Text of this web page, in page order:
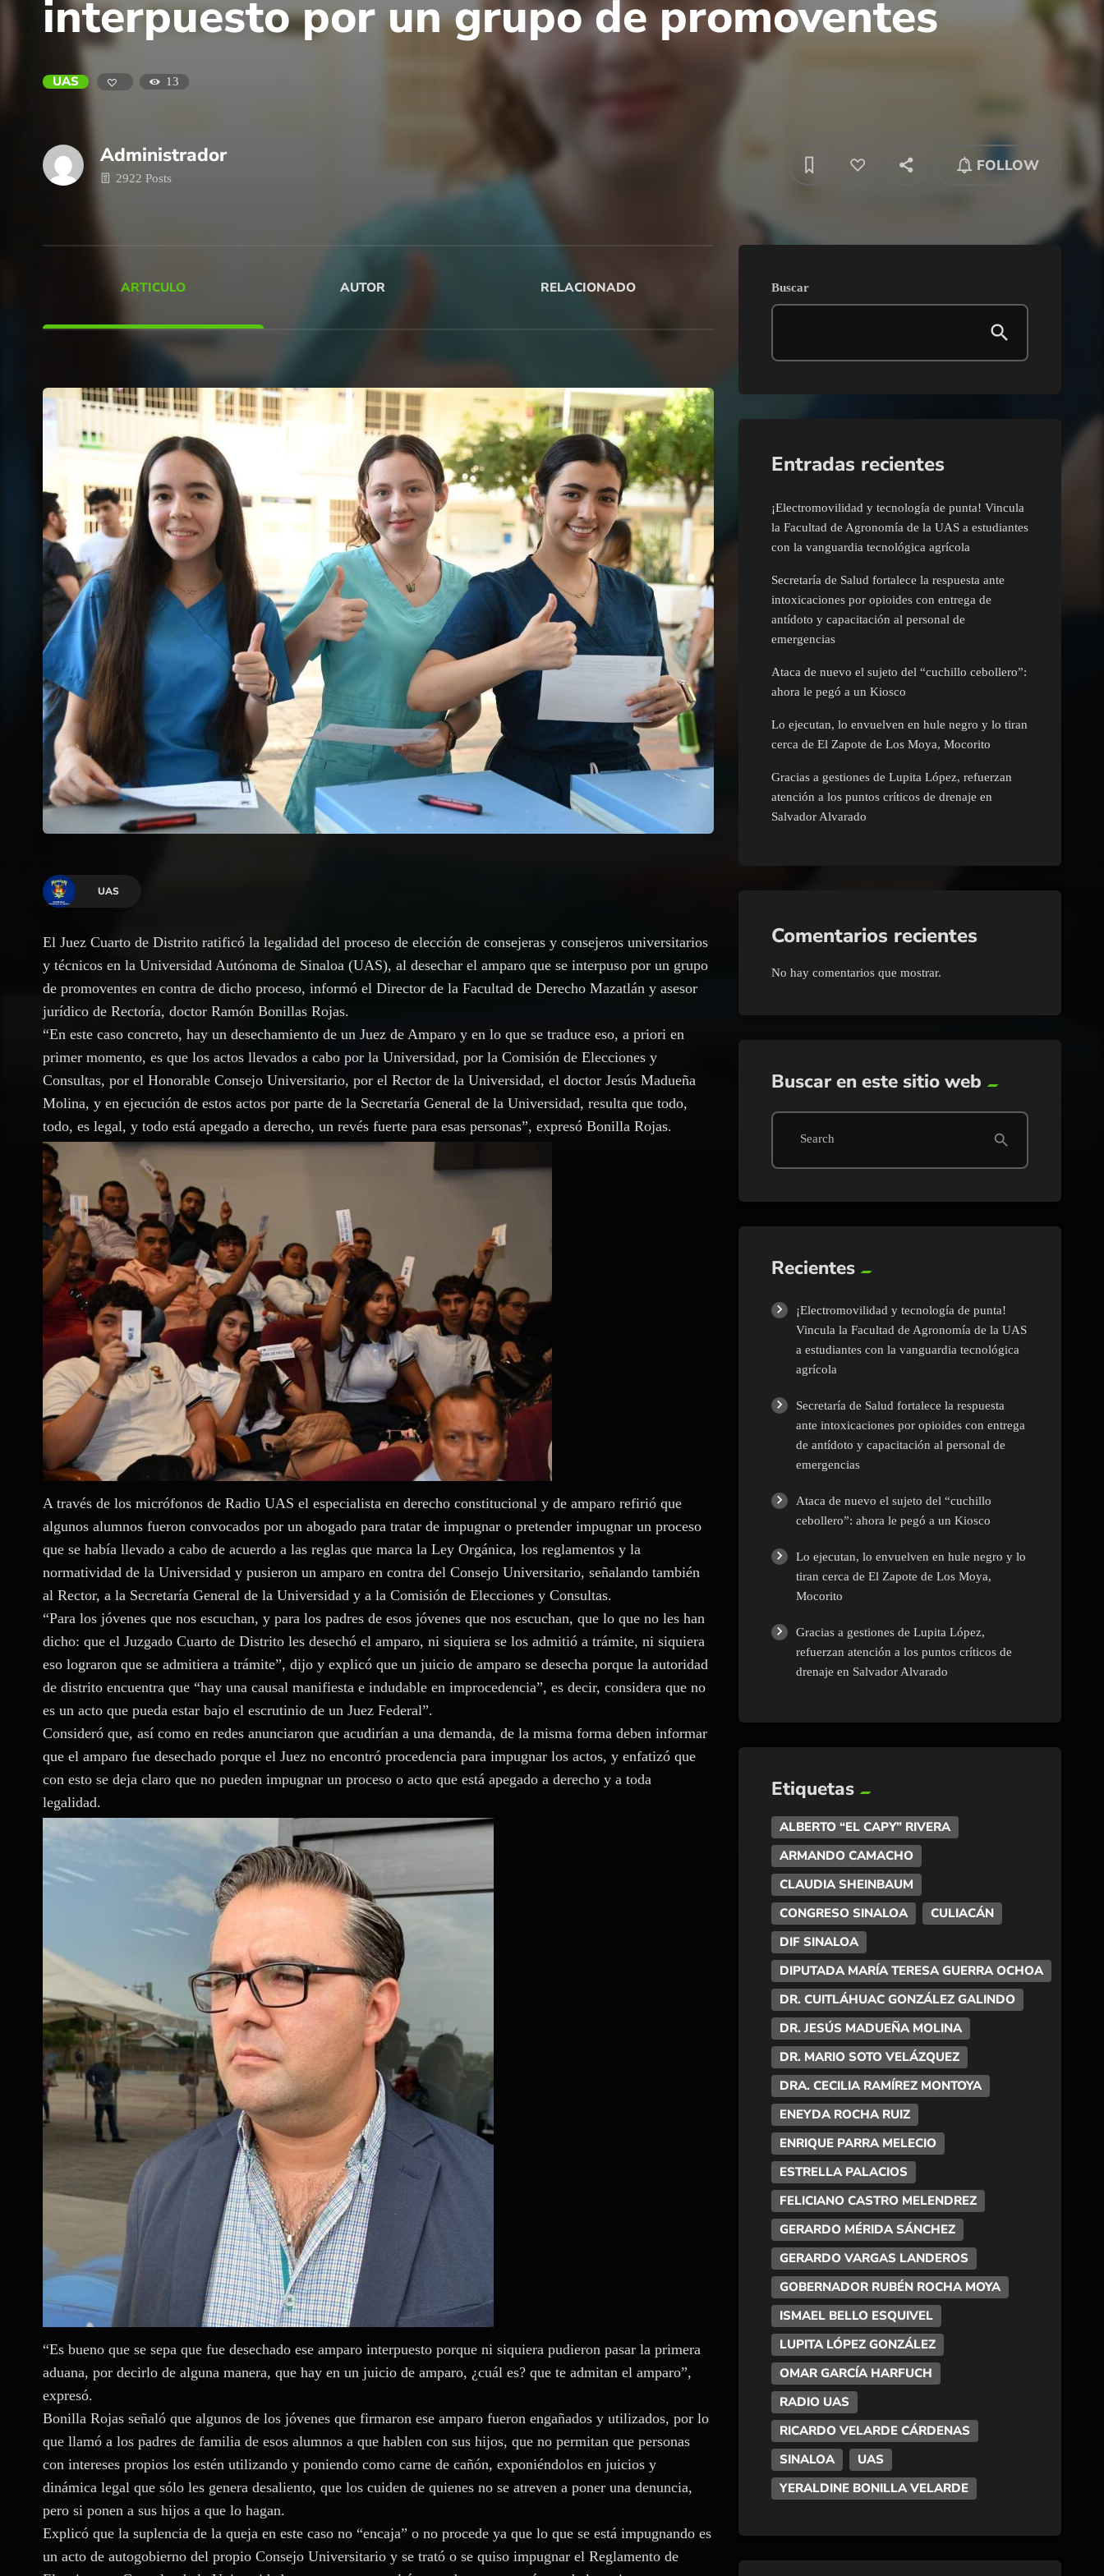
interpuesto por un grupo de promoventes
UAS 13
Administrador
2922 Posts
FOLLOW
ARTICULO AUTOR RELACIONADO
UAS
El Juez Cuarto de Distrito ratificó la legalidad del proceso de elección de consejeras y consejeros universitarios
y técnicos en la Universidad Autónoma de Sinaloa (UAS), al desechar el amparo que se interpuso por un grupo
de promoventes en contra de dicho proceso, informó el Director de la Facultad de Derecho Mazatlán y asesor
jurídico de Rectoría, doctor Ramón Bonillas Rojas.
“En este caso concreto, hay un desechamiento de un Juez de Amparo y en lo que se traduce eso, a priori en
primer momento, es que los actos llevados a cabo por la Universidad, por la Comisión de Elecciones y
Consultas, por el Honorable Consejo Universitario, por el Rector de la Universidad, el doctor Jesús Madueña
Molina, y en ejecución de estos actos por parte de la Secretaría General de la Universidad, resulta que todo,
todo, es legal, y todo está apegado a derecho, un revés fuerte para esas personas”, expresó Bonilla Rojas.
A través de los micrófonos de Radio UAS el especialista en derecho constitucional y de amparo refirió que
algunos alumnos fueron convocados por un abogado para tratar de impugnar o pretender impugnar un proceso
que se había llevado a cabo de acuerdo a las reglas que marca la Ley Orgánica, los reglamentos y la
normatividad de la Universidad y pusieron un amparo en contra del Consejo Universitario, señalando también
al Rector, a la Secretaría General de la Universidad y a la Comisión de Elecciones y Consultas.
“Para los jóvenes que nos escuchan, y para los padres de esos jóvenes que nos escuchan, que lo que no les han
dicho: que el Juzgado Cuarto de Distrito les desechó el amparo, ni siquiera se los admitió a trámite, ni siquiera
eso lograron que se admitiera a trámite”, dijo y explicó que un juicio de amparo se desecha porque la autoridad
de distrito encuentra que “hay una causal manifiesta e indudable en improcedencia”, es decir, considera que no
es un acto que pueda estar bajo el escrutinio de un Juez Federal”.
Consideró que, así como en redes anunciaron que acudirían a una demanda, de la misma forma deben informar
que el amparo fue desechado porque el Juez no encontró procedencia para impugnar los actos, y enfatizó que
con esto se deja claro que no pueden impugnar un proceso o acto que está apegado a derecho y a toda
legalidad.
“Es bueno que se sepa que fue desechado ese amparo interpuesto porque ni siquiera pudieron pasar la primera
aduana, por decirlo de alguna manera, que hay en un juicio de amparo, ¿cuál es? que te admitan el amparo”,
expresó.
Bonilla Rojas señaló que algunos de los jóvenes que firmaron ese amparo fueron engañados y utilizados, por lo
que llamó a los padres de familia de esos alumnos a que hablen con sus hijos, que no permitan que personas
con intereses propios los estén utilizando y poniendo como carne de cañón, exponiéndolos en juicios y
dinámica legal que sólo les genera desaliento, que los cuiden de quienes no se atreven a poner una denuncia,
pero si ponen a sus hijos a que lo hagan.
Explicó que la suplencia de la queja en este caso no “encaja” o no procede ya que lo que se está impugnando es
un acto de autogobierno del propio Consejo Universitario y se trató o se quiso impugnar el Reglamento de
Buscar
Entradas recientes
¡Electromovilidad y tecnología de punta! Vincula
la Facultad de Agronomía de la UAS a estudiantes
con la vanguardia tecnológica agrícola
Secretaría de Salud fortalece la respuesta ante
intoxicaciones por opioides con entrega de
antídoto y capacitación al personal de
emergencias
Ataca de nuevo el sujeto del “cuchillo cebollero”:
ahora le pegó a un Kiosco
Lo ejecutan, lo envuelven en hule negro y lo tiran
cerca de El Zapote de Los Moya, Mocorito
Gracias a gestiones de Lupita López, refuerzan
atención a los puntos críticos de drenaje en
Salvador Alvarado
Comentarios recientes
No hay comentarios que mostrar.
Buscar en este sitio web
Search search
Recientes
¡Electromovilidad y tecnología de punta!
Vincula la Facultad de Agronomía de la UAS
a estudiantes con la vanguardia tecnológica
agrícola
Secretaría de Salud fortalece la respuesta
ante intoxicaciones por opioides con entrega
de antídoto y capacitación al personal de
emergencias
Ataca de nuevo el sujeto del “cuchillo
cebollero”: ahora le pegó a un Kiosco
Lo ejecutan, lo envuelven en hule negro y lo
tiran cerca de El Zapote de Los Moya,
Mocorito
Gracias a gestiones de Lupita López,
refuerzan atención a los puntos críticos de
drenaje en Salvador Alvarado
Etiquetas
ALBERTO “EL CAPY” RIVERA
ARMANDO CAMACHO
CLAUDIA SHEINBAUM
CONGRESO SINALOA
CULIACÁN
DIF SINALOA
DIPUTADA MARÍA TERESA GUERRA OCHOA
DR. CUITLÁHUAC GONZÁLEZ GALINDO
DR. JESÚS MADUEÑA MOLINA
DR. MARIO SOTO VELÁZQUEZ
DRA. CECILIA RAMÍREZ MONTOYA
ENEYDA ROCHA RUIZ
ENRIQUE PARRA MELECIO
ESTRELLA PALACIOS
FELICIANO CASTRO MELENDREZ
GERARDO MÉRIDA SÁNCHEZ
GERARDO VARGAS LANDEROS
GOBERNADOR RUBÉN ROCHA MOYA
ISMAEL BELLO ESQUIVEL
LUPITA LÓPEZ GONZÁLEZ
OMAR GARCÍA HARFUCH
RADIO UAS
RICARDO VELARDE CÁRDENAS
SINALOA
UAS
YERALDINE BONILLA VELARDE